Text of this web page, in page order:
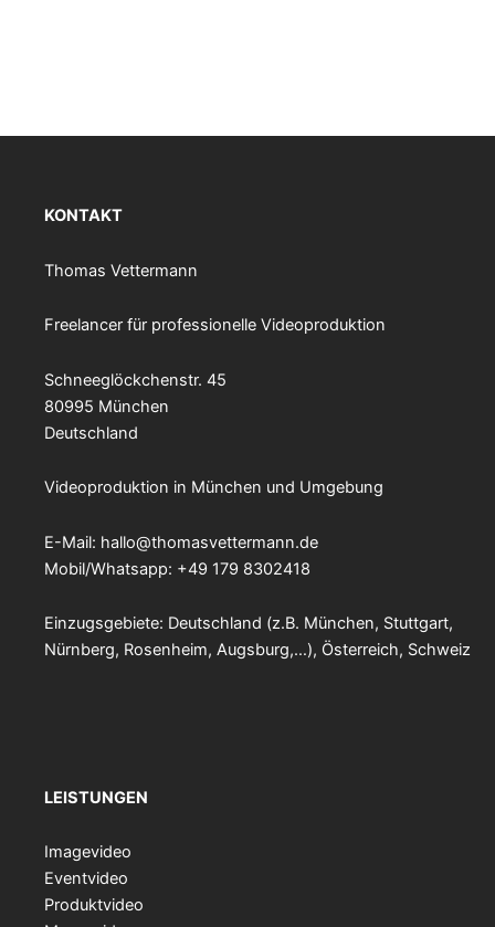
KONTAKT
Thomas Vettermann
Freelancer für professionelle Videoproduktion
Schneeglöckchenstr. 45
80995 München
Deutschland
Videoproduktion in München und Umgebung
E-Mail: hallo@thomasvettermann.de
Mobil/Whatsapp: +49 179 8302418
Einzugsgebiete: Deutschland (z.B. München, Stuttgart,
Nürnberg, Rosenheim, Augsburg,…), Österreich, Schweiz
LEISTUNGEN
Imagevideo
Eventvideo
Produktvideo